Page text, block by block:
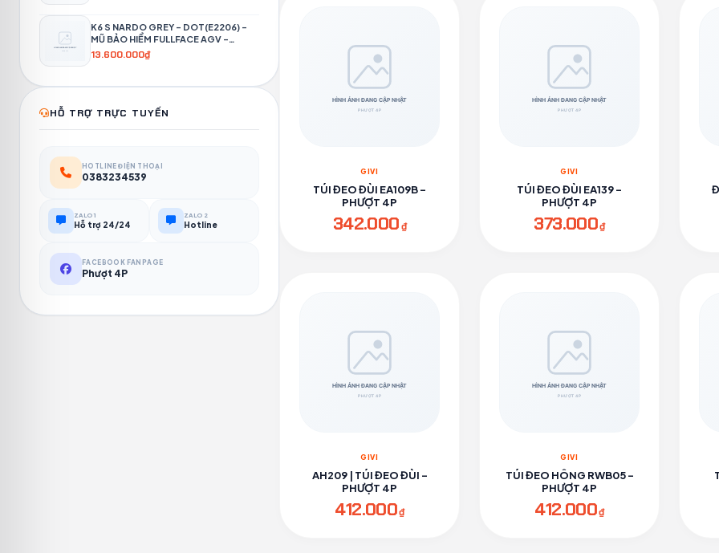
K6 S NARDO GREY – DOT(E2206) –
MŨ BẢO HIỂM FULLFACE AGV -
PHƯỢT 4P
13.600.000₫
HỖ TRỢ TRỰC TUYẾN
HOTLINE ĐIỆN THOẠI
0383234539
ZALO 1
Hỗ trợ 24/24
ZALO 2
Hotline
FACEBOOK FANPAGE
Phượt 4P
GIVI
TÚI ĐEO ĐÙI EA109B -
PHƯỢT 4P
342.000₫
GIVI
TÚI ĐEO ĐÙI EA139 -
PHƯỢT 4P
373.000₫
GIVI
AH209 | TÚI ĐEO ĐÙI -
PHƯỢT 4P
412.000₫
GIVI
TÚI ĐEO HÔNG RWB05 -
PHƯỢT 4P
412.000₫